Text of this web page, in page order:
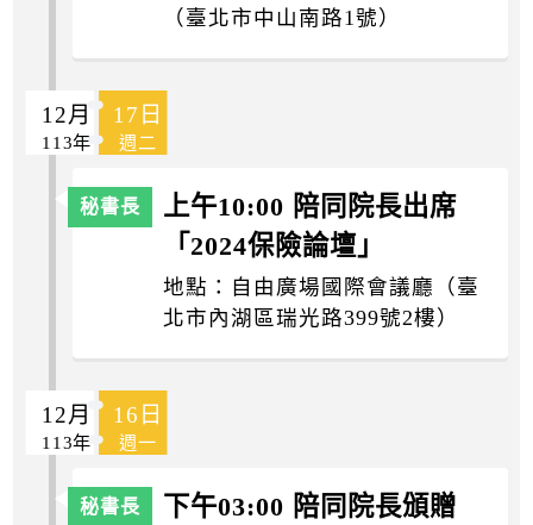
（臺北市中山南路1號）
12月 17日
113年 週二
上午10:00 陪同院長出席
「2024保險論壇」
地點：自由廣場國際會議廳（臺
北市內湖區瑞光路399號2樓）
12月 16日
113年 週一
下午03:00 陪同院長頒贈